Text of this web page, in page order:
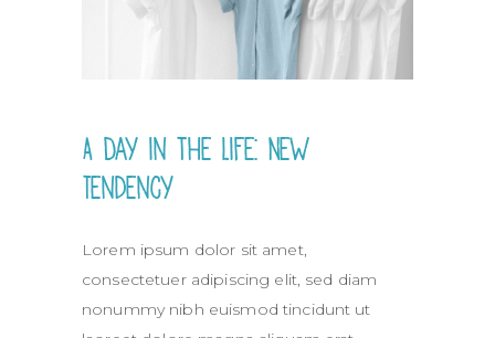
A Day in the Life: New
Tendency
Lorem ipsum dolor sit amet,
consectetuer adipiscing elit, sed diam
nonummy nibh euismod tincidunt ut